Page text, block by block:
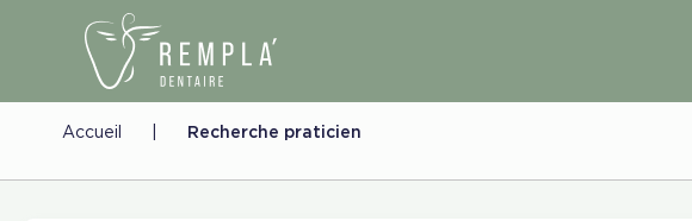
Accueil Recherche praticien